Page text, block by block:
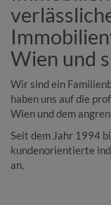
Wien und
Wir sind ein
haben uns auf die
Wien und dem
Seit dem Jahr 1994
kundenorientierte
an.